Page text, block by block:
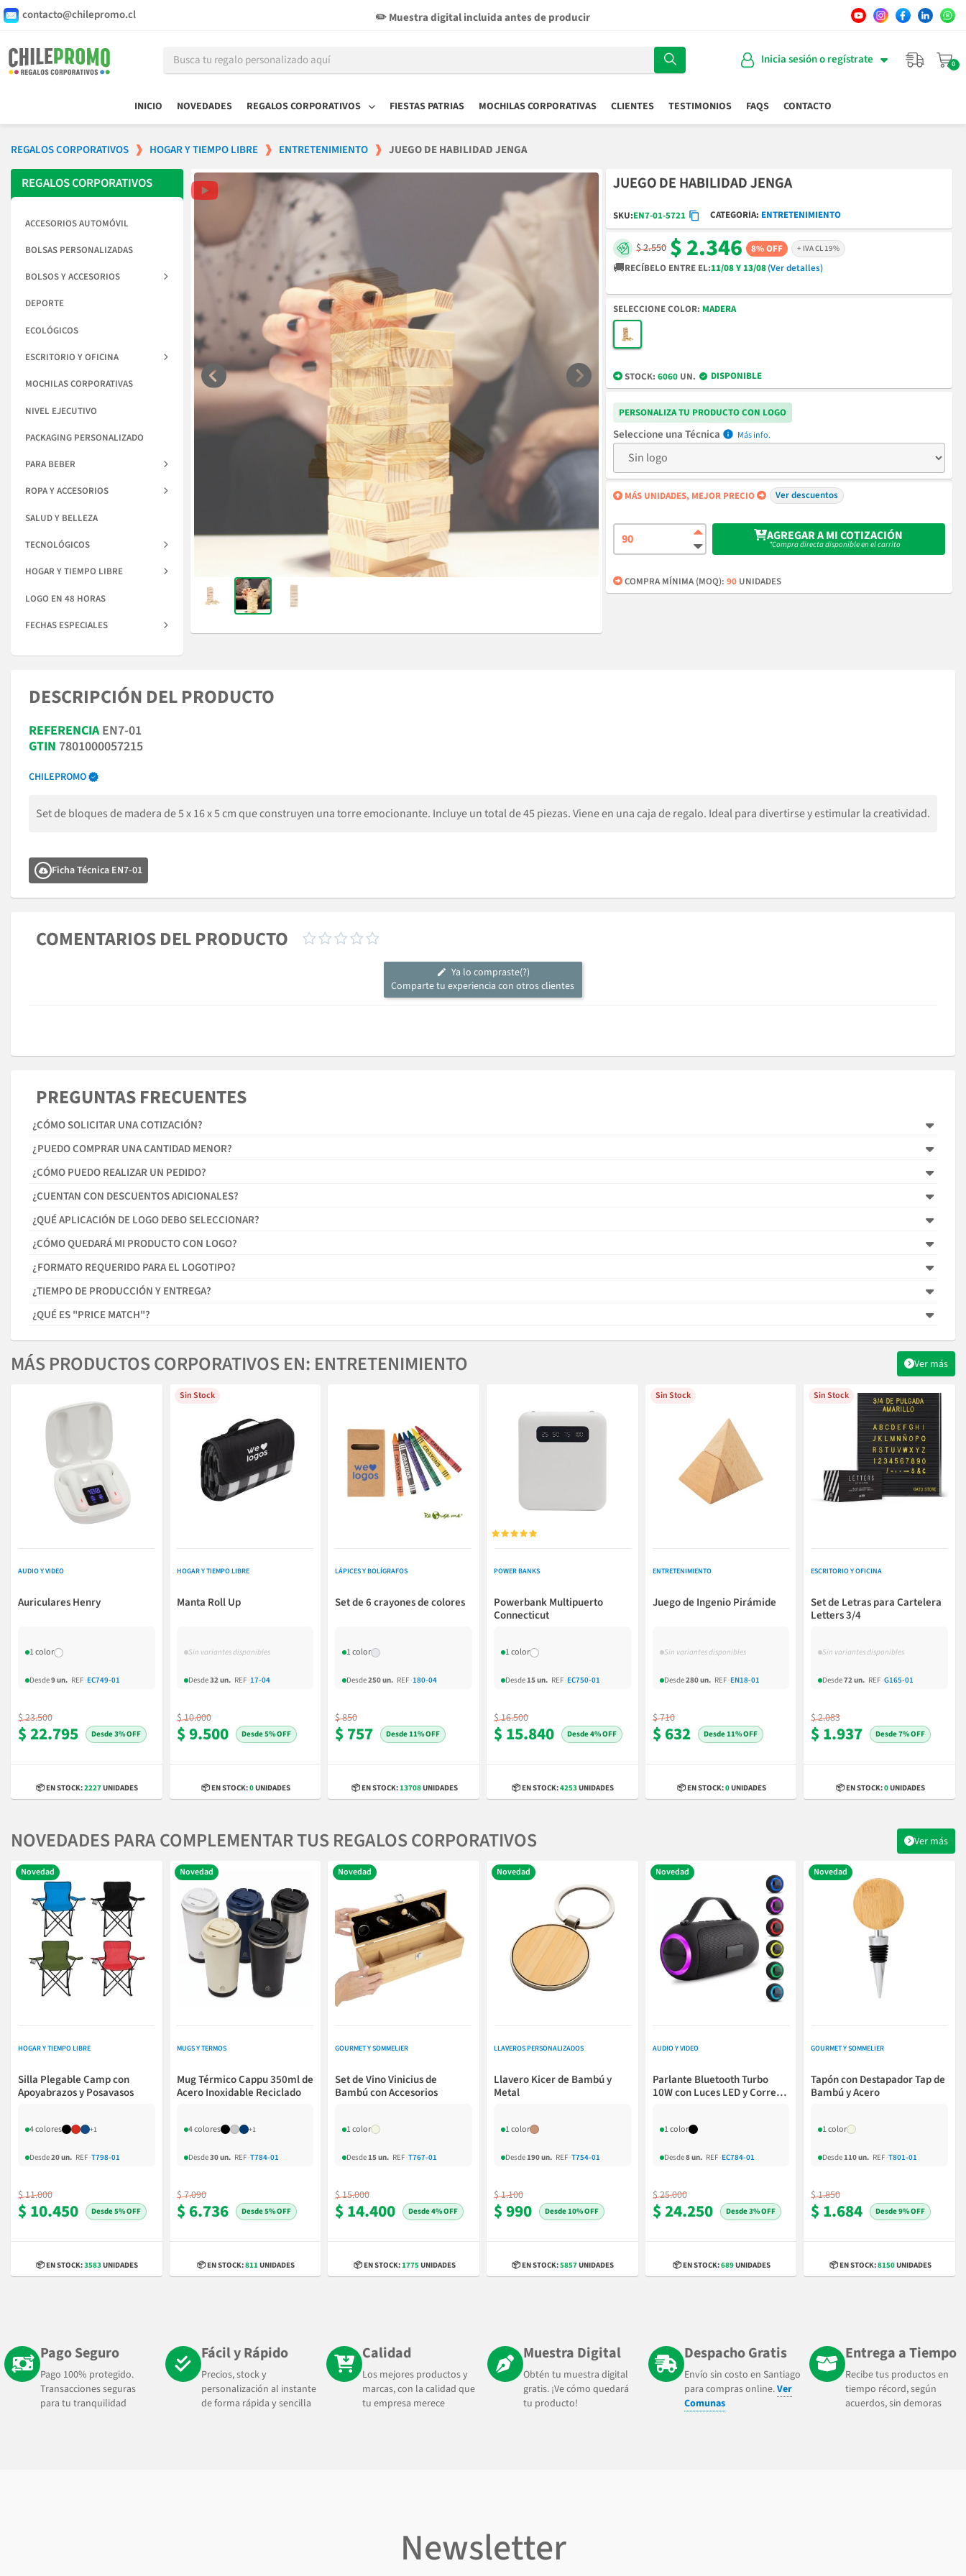
contacto@chilepromo.cl ✏️ Muestra digital incluida antes de producir
Inicia sesión o regístrate
INICIO NOVEDADES REGALOS CORPORATIVOS FIESTAS PATRIAS MOCHILAS CORPORATIVAS CLIENTES TESTIMONIOS FAQS CONTACTO
REGALOS CORPORATIVOS HOGAR Y TIEMPO LIBRE ENTRETENIMIENTO JUEGO DE HABILIDAD JENGA
REGALOS CORPORATIVOS
ACCESORIOS AUTOMÓVIL
BOLSAS PERSONALIZADAS
BOLSOS Y ACCESORIOS
DEPORTE
ECOLÓGICOS
ESCRITORIO Y OFICINA
MOCHILAS CORPORATIVAS
NIVEL EJECUTIVO
PACKAGING PERSONALIZADO
PARA BEBER
ROPA Y ACCESORIOS
SALUD Y BELLEZA
TECNOLÓGICOS
HOGAR Y TIEMPO LIBRE
LOGO EN 48 HORAS
FECHAS ESPECIALES
JUEGO DE HABILIDAD JENGA
SKU:EN7-01-5721 CATEGORÍA ENTRETENIMIENTO
$ 2.550 $ 2.346 8% OFF + IVA CL 19%
🚚RECÍBELO ENTRE EL:11/08 Y 13/08(Ver detalles)
COLOR MADERA
STOCK: 6060 UN. DISPONIBLE
PERSONALIZA TU PRODUCTO CON LOGO
Técnica info
MÁS UNIDADES, MEJOR PRECIO Ver descuentos
AGREGAR A MI COTIZACIÓN
*Compra directa disponible en el carrito
COMPRA MÍNIMA (MOQ): 90 UNIDADES
DESCRIPCIÓN DEL PRODUCTO
REFERENCIAEN7-01
GTIN 7801000057215
CHILEPROMO
Set de bloques de madera de 5 x 16 x 5 cm que construyen una torre emocionante. Incluye un total de 45 piezas. Viene en una caja de regalo. Ideal para divertirse y estimular la creatividad.
Ficha Técnica EN7-01
COMENTARIOS DEL PRODUCTO     
Ya lo compraste(?)
Comparte tu experiencia con otros clientes
PREGUNTAS FRECUENTES
¿CÓMO SOLICITAR UNA COTIZACIÓN?
¿PUEDO COMPRAR UNA CANTIDAD MENOR?
¿CÓMO PUEDO REALIZAR UN PEDIDO?
¿CUENTAN CON DESCUENTOS ADICIONALES?
¿QUÉ APLICACIÓN DE LOGO DEBO SELECCIONAR?
¿CÓMO QUEDARÁ MI PRODUCTO CON LOGO?
¿FORMATO REQUERIDO PARA EL LOGOTIPO?
¿TIEMPO DE PRODUCCIÓN Y ENTREGA?
¿QUÉ ES "PRICE MATCH"?
MÁS PRODUCTOS CORPORATIVOS EN: ENTRETENIMIENTO Ver más
AUDIO Y VIDEO
Auriculares Henry
1 color
Desde9 un. REF ·EC749-01
$ 23.500
$ 22.795 3% OFF
📦 EN STOCK:2227UNIDADES
Sin Stock
HOGAR Y TIEMPO LIBRE
Manta Roll Up
Sin variantes disponibles
Desde32 un. REF ·17-04
$ 10.000
$ 9.500 5% OFF
📦 EN STOCK:0UNIDADES
LÁPICES Y BOLÍGRAFOS
Set de 6 crayones de colores
1 color
Desde250 un. REF ·180-04
$ 850
$ 757 11% OFF
📦 EN STOCK:13708UNIDADES

POWER BANKS
Powerbank Multipuerto
Connecticut
1 color
Desde15 un. REF ·EC750-01
$ 16.500
$ 15.840 4% OFF
📦 EN STOCK:4253UNIDADES
Sin Stock
ENTRETENIMIENTO
Juego de Ingenio Pirámide
Sin variantes disponibles
Desde280 un. REF ·EN18-01
$ 710
$ 632 11% OFF
📦 EN STOCK:0UNIDADES
Sin Stock
ESCRITORIO Y OFICINA
Set de Letras para Cartelera
Letters 3/4
Sin variantes disponibles
Desde72 un. REF ·G165-01
$ 2.083
$ 1.937 7% OFF
📦 EN STOCK:0UNIDADES
NOVEDADES PARA COMPLEMENTAR TUS REGALOS CORPORATIVOS Ver más
Novedad
HOGAR Y TIEMPO LIBRE
Silla Plegable Camp con
Apoyabrazos y Posavasos
4 colores +1
Desde20 un. REF ·T798-01
$ 11.000
$ 10.450 5% OFF
📦 EN STOCK:3583UNIDADES
Novedad
MUGS Y TERMOS
Mug Térmico Cappu 350ml de
Acero Inoxidable Reciclado
4 colores +1
Desde30 un. REF ·T784-01
$ 7.090
$ 6.736 5% OFF
📦 EN STOCK:811UNIDADES
Novedad
GOURMET Y SOMMELIER
Set de Vino Vinicius de
Bambú con Accesorios
1 color
Desde15 un. REF ·T767-01
$ 15.000
$ 14.400 4% OFF
📦 EN STOCK:1775UNIDADES
Novedad
LLAVEROS PERSONALIZADOS
Llavero Kicer de Bambú y
Metal
1 color
Desde190 un. REF ·T754-01
$ 1.100
$ 990 10% OFF
📦 EN STOCK:5857UNIDADES
Novedad
AUDIO Y VIDEO
Parlante Bluetooth Turbo
10W con Luces LED y Correa
1 color
Desde8 un. REF ·EC784-01
$ 25.000
$ 24.250 3% OFF
📦 EN STOCK:689UNIDADES
Novedad
GOURMET Y SOMMELIER
Tapón con Destapador Tap de
Bambú y Acero
1 color
Desde110 un. REF ·T801-01
$ 1.850
$ 1.684 9% OFF
📦 EN STOCK:8150UNIDADES
Pago Seguro
Pago 100% protegido.
Transacciones seguras
para tu tranquilidad
Fácil y Rápido
Precios, stock y
personalización al instante
de forma rápida y sencilla
Calidad
Los mejores productos y
marcas, con la calidad que
tu empresa merece
Muestra Digital
Obtén tu muestra digital
gratis. ¡Ve cómo quedará
tu producto!
Despacho Gratis
Envío sin costo en Santiago
para compras online.Ver
Comunas
Entrega a Tiempo
Recibe tus productos en
tiempo récord, según
acuerdos, sin demoras
Newsletter